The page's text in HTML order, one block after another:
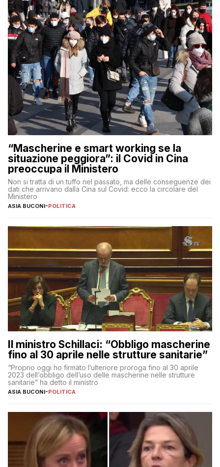
“Mascherine e smart working se la
situazione peggiora”: il Covid in Cina
preoccupa il Ministero
Non si tratta di un tuffo nel passato, ma delle conseguenze dei
dati che arrivano dalla Cina sul Covid: ecco la circolare del
Ministero
ASIA BUCONI-POLITICA
Il ministro Schillaci: “Obbligo mascherine
fino al 30 aprile nelle strutture sanitarie”
“Proprio oggi ho firmato l’ulteriore proroga fino al 30 aprile
2023 dell’obbligo dell’uso delle mascherine nelle strutture
sanitarie” ha detto il ministro
ASIA BUCONI-POLITICA